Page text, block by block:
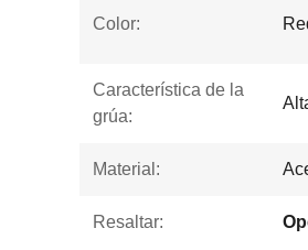
Color:
Característica de la
grúa:
Material:
Resaltar: